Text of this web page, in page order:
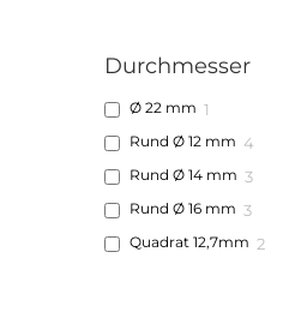
Durchmesser
Ø 22 mm 1
Rund Ø 12 mm 4
Rund Ø 14 mm 3
Rund Ø 16 mm 3
Quadrat 12,7mm 2